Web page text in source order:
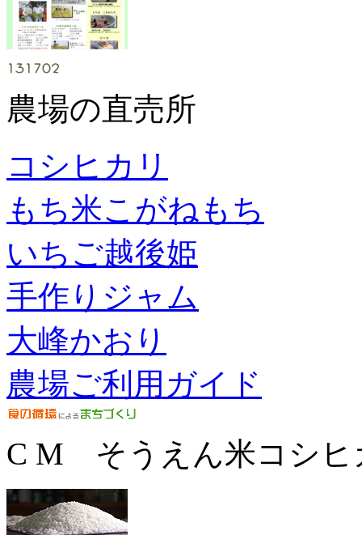
農場の直売所
コシヒカリ
もち米こがねもち
いちご越後姫
手作りジャム
大峰かおり
農場ご利用ガイド
C M そうえん米コシヒ